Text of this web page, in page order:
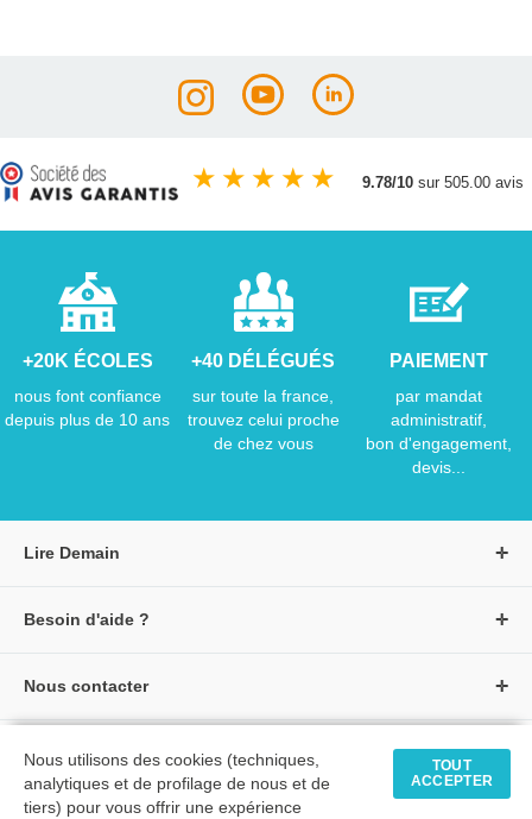
★ ★ ★ ★ ★ 9.78/10 sur 505.00 avis
+20K ÉCOLES
nous font confiance
depuis plus de 10 ans
+40 DÉLÉGUÉS
sur toute la france,
trouvez celui proche
de chez vous
PAIEMENT
par mandat
administratif,
bon d'engagement,
devis...
Lire Demain
Créer un compte
★ Avis clients vérifiés
Besoin d'aide ?
Livraisons et retours
Tarifs négociés
Nous contacter
Formulaire de contact
Siège social
Tous nos livres
Livres petite enfance
Nous utilisons des cookies (techniques,
analytiques et de profilage de nous et de
tiers) pour vous offrir une expérience
TOUT
ACCEPTER